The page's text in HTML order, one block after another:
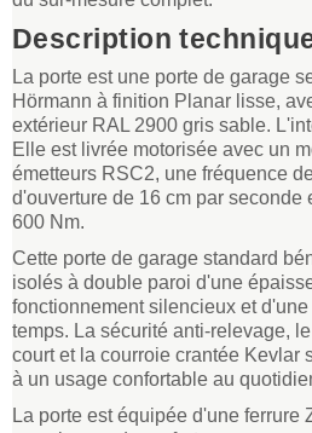
Description
La porte est une porte de garage
Hörmann à finition Planar lisse,
extérieur RAL 2900 gris sable.
Elle est livrée motorisée avec un
émetteurs RSC2, une fréquence
d'ouverture de 16 cm par seconde
600 Nm.
Cette porte de garage standard
isolés à double paroi d'une
fonctionnement silencieux et
temps. La sécurité anti-relevage,
court et la courroie crantée Kevlar
à un usage confortable au
La porte est équipée d'une ferrure